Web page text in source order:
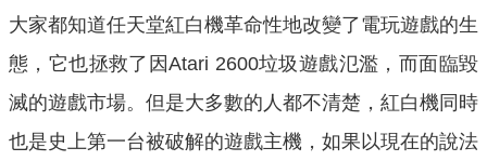
大家都知道任天堂紅白機革命性地改變了電玩遊戲的生
態，它也拯救了因Atari 2600垃圾遊戲氾濫，而面臨毀
滅的遊戲市場。但是大多數的人都不清楚，紅白機同時
也是史上第一台被破解的遊戲主機，如果以現在的說法